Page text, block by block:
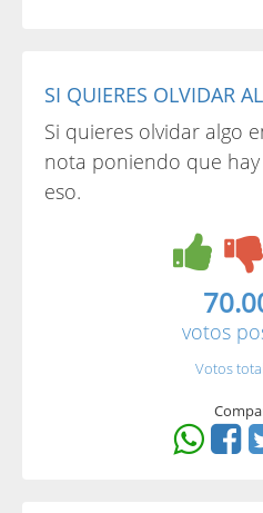
SI QUIERES OLVIDAR
Si quieres olvidar algo
nota poniendo que
eso.
votos
Votos